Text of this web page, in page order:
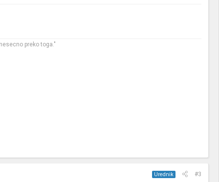
preko toga."
Urednik #3